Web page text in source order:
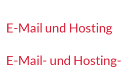
E-Mail und Hosting
E-Mail- und